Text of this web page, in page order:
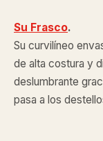
Su Frasco.
Su curvilíneo
de alta costura y
deslumbrante
pasa a los